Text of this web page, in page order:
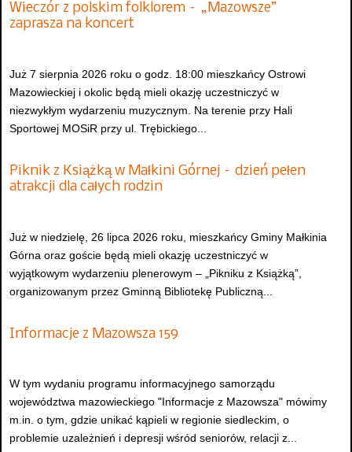
Wieczór z polskim folklorem – „Mazowsze”
zaprasza na koncert
Już 7 sierpnia 2026 roku o godz. 18:00 mieszkańcy Ostrowi
Mazowieckiej i okolic będą mieli okazję uczestniczyć w
niezwykłym wydarzeniu muzycznym. Na terenie przy Hali
Sportowej MOSiR przy ul. Trębickiego...
Piknik z Książką w Małkini Górnej – dzień pełen
atrakcji dla całych rodzin
Już w niedzielę, 26 lipca 2026 roku, mieszkańcy Gminy Małkinia
Górna oraz goście będą mieli okazję uczestniczyć w
wyjątkowym wydarzeniu plenerowym – „Pikniku z Książką”,
organizowanym przez Gminną Bibliotekę Publiczną...
Informacje z Mazowsza 159
W tym wydaniu programu informacyjnego samorządu
województwa mazowieckiego "Informacje z Mazowsza" mówimy
m.in. o tym, gdzie unikać kąpieli w regionie siedleckim, o
problemie uzależnień i depresji wśród seniorów, relacji z...